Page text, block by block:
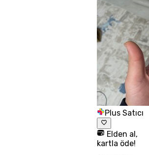
Plus Satıcı
Elden al,
kartla öde!